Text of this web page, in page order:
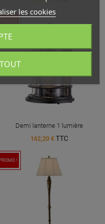
Demi lanterne 1 lumière
162,20 € TTC
PROMO !
les cookies